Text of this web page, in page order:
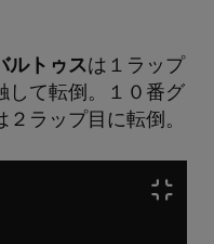
ルトゥスは１ラップ
して転倒。１０番グ
２ラップ目に転倒。